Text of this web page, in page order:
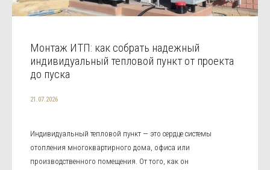
Монтаж ИТП: как собрать надежный
индивидуальный тепловой пункт от проекта
до пуска
21.07.2026
Индивидуальный тепловой пункт — это сердце системы
отопления многоквартирного дома, офиса или
производственного помещения. От того, как он